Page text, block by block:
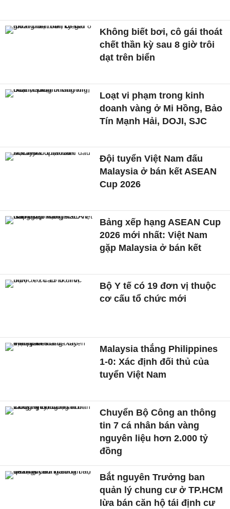
Không biết bơi, cô gái thoát
chết thần kỳ sau 8 giờ trôi
dạt trên biển
Loạt vi phạm trong kinh
doanh vàng ở Mi Hồng, Bảo
Tín Mạnh Hải, DOJI, SJC
Đội tuyển Việt Nam đấu
Malaysia ở bán kết ASEAN
Cup 2026
Bảng xếp hạng ASEAN Cup
2026 mới nhất: Việt Nam
gặp Malaysia ở bán kết
Bộ Y tế có 19 đơn vị thuộc
cơ cấu tổ chức mới
Malaysia thắng Philippines
1-0: Xác định đối thủ của
tuyển Việt Nam
Chuyển Bộ Công an thông
tin 7 cá nhân bán vàng
nguyên liệu hơn 2.000 tỷ
đồng
Bắt nguyên Trưởng ban
quản lý chung cư ở TP.HCM
lừa bán căn hộ tái định cư